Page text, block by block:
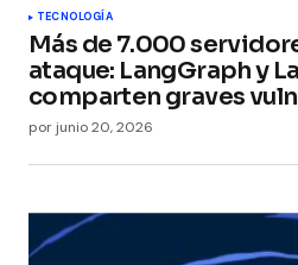
TECNOLOGÍA
Más de 7.000
ataque: LangGraph y
comparten graves
por junio 20, 2026